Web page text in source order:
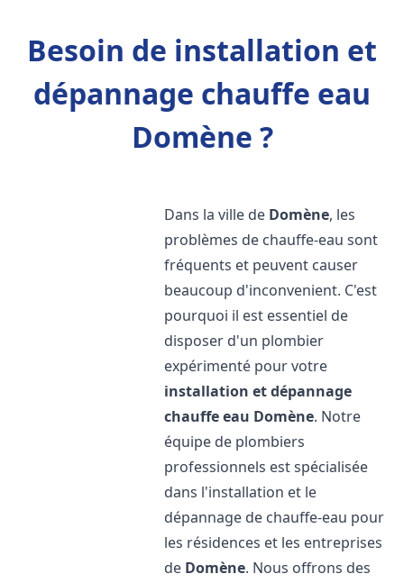
Besoin de installation et
dépannage chauffe eau
Domène ?
Dans la ville de Domène, les
problèmes de chauffe-eau sont
fréquents et peuvent causer
beaucoup d'inconvenient. C'est
pourquoi il est essentiel de
disposer d'un plombier
expérimenté pour votre
installation et dépannage
chauffe eau Domène. Notre
équipe de plombiers
professionnels est spécialisée
dans l'installation et le
dépannage de chauffe-eau pour
les résidences et les entreprises
de Domène. Nous offrons des